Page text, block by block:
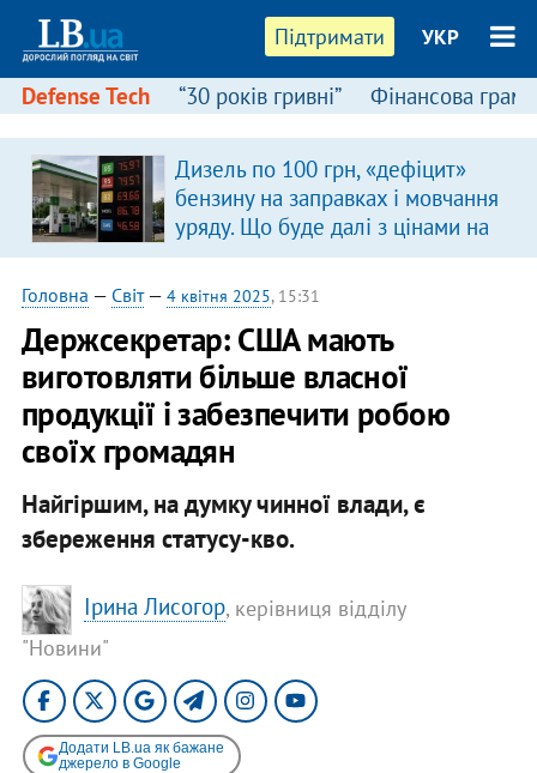
Підтримати УКР
Defense Tech “30 років гривні” Фінансова
Дизель по 100 грн, «дефіцит»
бензину на заправках і мовчання
уряду. Що буде далі з цінами на
пальне?
Головна — Світ— 4 квітня 2025, 15:31
Держсекретар: США мають
виготовляти більше власної
продукції і забезпечити робою
своїх громадян
Найгіршим, на думку чинної влади, є
збереження статусу-кво.
Ірина Лисогор, керівниця відділу
"Новини"
Додати LB.ua як бажане
джерело в Google